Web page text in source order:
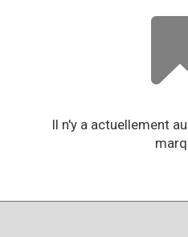
Il n'y a actuellement